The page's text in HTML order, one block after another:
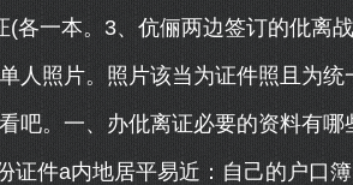
一本。3、伉俪两边签订的仳离
人照片。照片该当为证件照且为
吧。一、办仳离证必要的资料有
证件a内地居平易近：自己的户口